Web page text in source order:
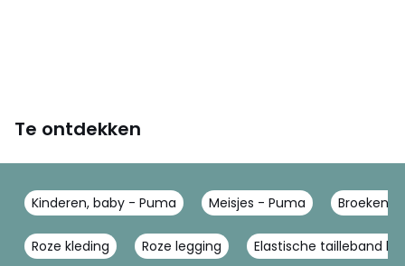
Te ontdekken
Kinderen, baby - Puma Meisjes - Puma Broeken,
Roze kleding Roze legging Elastische tailleband